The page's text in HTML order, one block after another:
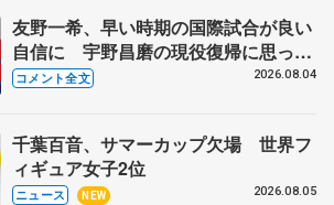
友野一希、早い時期の国際試合が良い
自信に 宇野昌磨の現役復帰に思って
いること 【アジアンオープントロフ
コメント全文 2026.08.04
千葉百音、サマーカップ欠場 世界フ
ィギュア女子2位
ニュース NEW 2026.08.05